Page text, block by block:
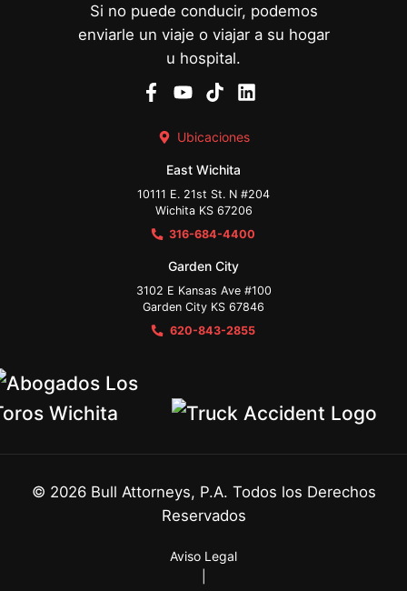
Si no puede conducir, podemos
enviarle un viaje o viajar a su hogar
u hospital.
Ubicaciones
East Wichita
10111 E. 21st St. N #204
Wichita KS 67206
316-684-4400
Garden City
3102 E Kansas Ave #100
Garden City KS 67846
620-843-2855
© 2026 Bull Attorneys, P.A. Todos los Derechos
Reservados
Aviso Legal